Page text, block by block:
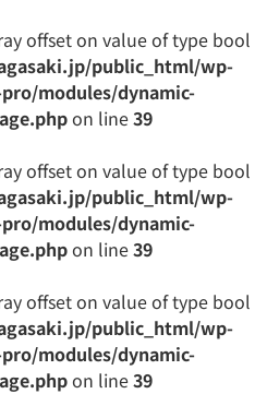
offset on value of type bool
public_html/wp-
modules/dynamic-
on line39
offset on value of type bool
public_html/wp-
modules/dynamic-
on line39
offset on value of type bool
public_html/wp-
modules/dynamic-
on line39